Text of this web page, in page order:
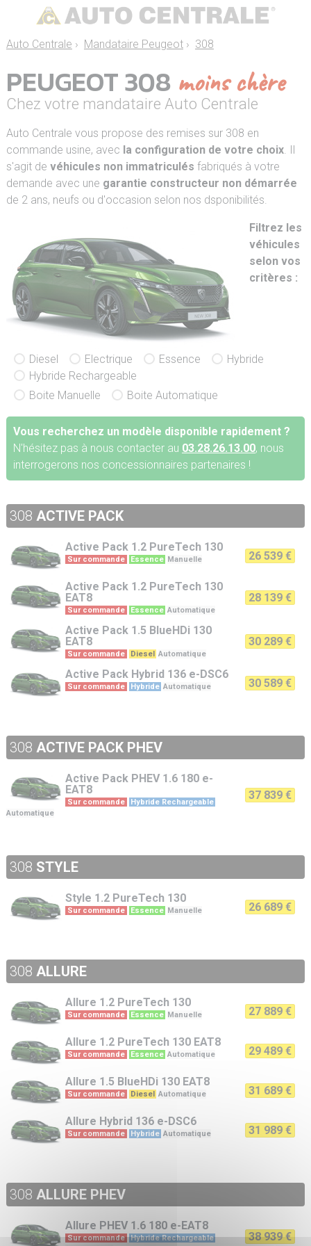
Auto Centrale › Mandataire Peugeot› 308
PEUGEOT 308 moins chère
Chez votre mandataire Auto Centrale
Auto Centrale vous propose des remises sur 308 en
commande usine, avec la configuration de votre choix. Il
s'agit de véhicules non immatriculés fabriqués à votre
demande avec une garantie constructeur non démarrée
de 2 ans, neufs ou d'occasion selon nos dsponibilités.
Filtrez les
véhicules
selon vos
critères :
Diesel Electrique Essence
Hybride
Hybride Rechargeable
Boite Manuelle
Boite Automatique
Vous recherchez un modèle disponible rapidement ?
N'hésitez pas à nous contacter au 03.28.26.13.00, nous
interrogerons nos concessionnaires partenaires !
308 ACTIVE PACK
Active Pack 1.2 PureTech 130
Sur commande Essence Manuelle 26 539 €
Active Pack 1.2 PureTech 130
EAT8
Sur commande Essence Automatique
28 139 €
Active Pack 1.5 BlueHDi 130
EAT8
Sur commande Diesel Automatique
30 289 €
Active Pack Hybrid 136 e-DSC6
Sur commande Hybride Automatique 30 589 €
308 ACTIVE PACK PHEV
Active Pack PHEV 1.6 180 e-
EAT8
Sur commande
Hybride Rechargeable
Automatique
37 839 €
308 STYLE
Style 1.2 PureTech 130
Sur commande Essence Manuelle 26 689 €
308 ALLURE
Allure 1.2 PureTech 130
Sur commande Essence Manuelle 27 889 €
Allure 1.2 PureTech 130 EAT8
Sur commande Essence Automatique 29 489 €
Allure 1.5 BlueHDi 130 EAT8
Sur commande Diesel Automatique 31 689 €
Allure Hybrid 136 e-DSC6
Sur commande Hybride Automatique 31 989 €
308 ALLURE PHEV
Allure PHEV 1.6 180 e-EAT8
Sur commande Hybride Rechargeable
38 939 €